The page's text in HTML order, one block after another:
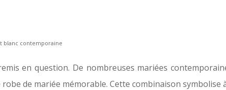
blanc contemporaine
en question. De nombreuses mariées
de mariée mémorable. Cette combinaison symbolise